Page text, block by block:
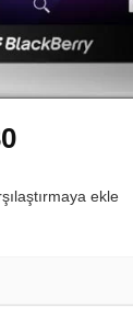
ekle